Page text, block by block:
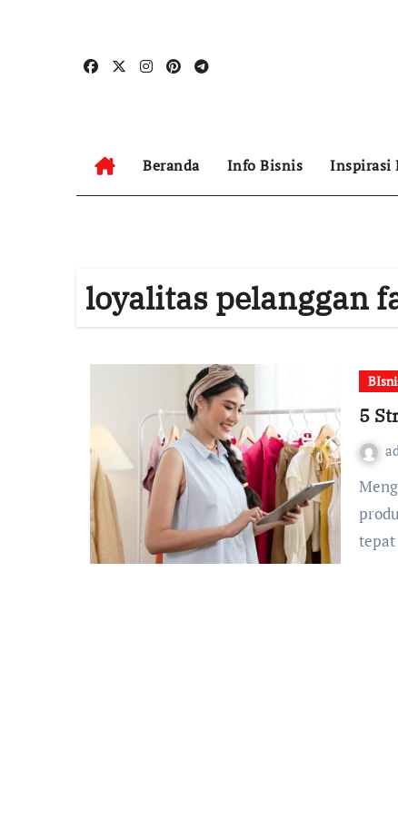
Beranda Info Bisnis Inspirasi
loyalitas pelanggan
5
Mengelola toko pakaian bukan hanya sekadar menjual